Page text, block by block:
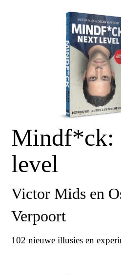
Mindf*ck:
level
Victor Mids en
Verpoort
102 nieuwe illusies en